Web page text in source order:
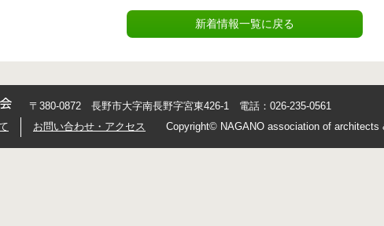
新着情報一覧に戻る
〒380-0872 長野市大字南長野字宮東426-1 電話：026-235-0561
お問い合わせ・アクセス Copyright© NAGANO association of architects